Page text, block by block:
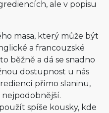
ale v popisu
masa, který může být
a francouzské
běžně a dá se snadno
dostupnost u nás
přímo slaninu,
spíše kousky, kde